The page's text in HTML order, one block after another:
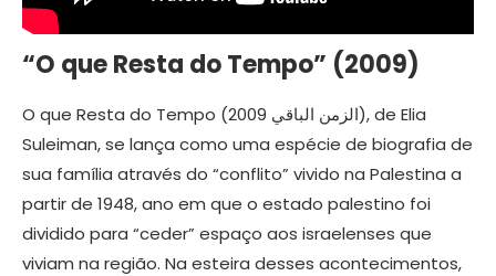
“O que Resta do Tempo” (2009)
O que Resta do Tempo (الزمن الباقي 2009), de Elia
Suleiman, se lança como uma espécie de biografia de
sua família através do “conflito” vivido na Palestina a
partir de 1948, ano em que o estado palestino foi
dividido para “ceder” espaço aos israelenses que
viviam na região. Na esteira desses acontecimentos,